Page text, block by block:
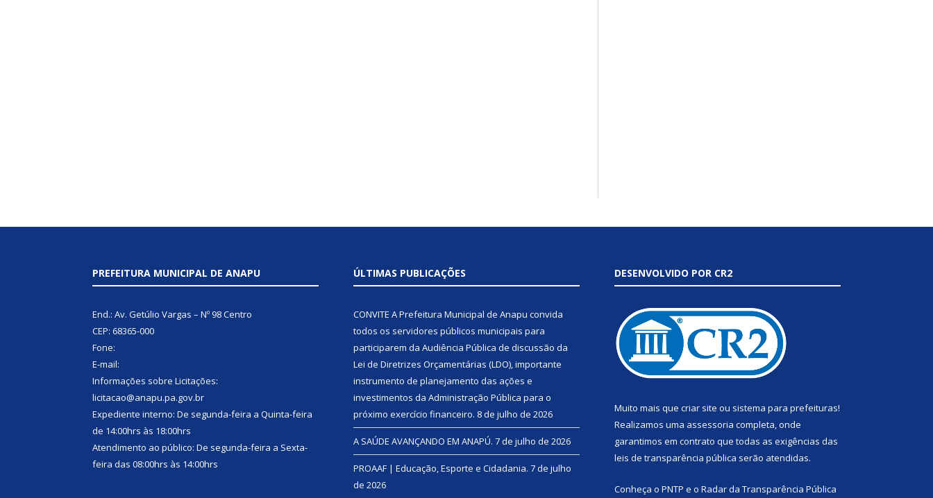
PREFEITURA MUNICIPAL DE ANAPU
End.: Av. Getúlio Vargas – Nº 98 Centro
CEP: 68365-000
Fone:
E-mail:
Informações sobre Licitações:
licitacao@anapu.pa.gov.br
Expediente interno: De segunda-feira a Quinta-feira
de 14:00hrs às 18:00hrs
Atendimento ao público: De segunda-feira a Sexta-
feira das 08:00hrs às 14:00hrs
ÚLTIMAS PUBLICAÇÕES
CONVITE A Prefeitura Municipal de Anapu convida
todos os servidores públicos municipais para
participarem da Audiência Pública de discussão da
Lei de Diretrizes Orçamentárias (LDO), importante
instrumento de planejamento das ações e
investimentos da Administração Pública para o
próximo exercício financeiro. 8 de julho de 2026
A SAÚDE AVANÇANDO EM ANAPÚ. 7 de julho de 2026
PROAAF | Educação, Esporte e Cidadania. 7 de julho
de 2026
DESENVOLVIDO POR CR2
Muito mais que criar site ou sistema para prefeituras!
Realizamos uma assessoria completa, onde
garantimos em contrato que todas as exigências das
leis de transparência pública serão atendidas.
Conheça o PNTP e o Radar da Transparência Pública